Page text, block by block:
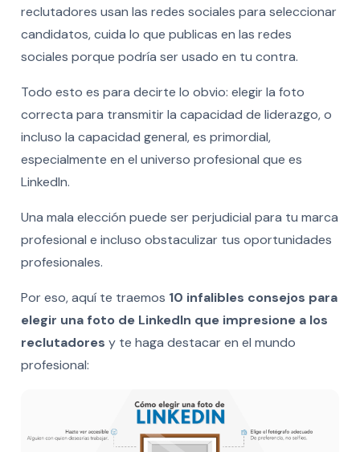
reclutadores usan las redes sociales para seleccionar
candidatos, cuida lo que publicas en las redes
sociales porque podría ser usado en tu contra.
Todo esto es para decirte lo obvio: elegir la foto
correcta para transmitir la capacidad de liderazgo, o
incluso la capacidad general, es primordial,
especialmente en el universo profesional que es
LinkedIn.
Una mala elección puede ser perjudicial para tu marca
profesional e incluso obstaculizar tus oportunidades
profesionales.
Por eso, aquí te traemos 10 infalibles consejos para
elegir una foto de LinkedIn que impresione a los
reclutadores y te haga destacar en el mundo
profesional: